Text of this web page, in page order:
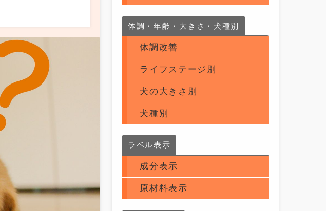
体調・年齢・大きさ・犬種別
体調改善
ライフステージ別
犬の大きさ別
犬種別
ラベル表示
成分表示
原材料表示